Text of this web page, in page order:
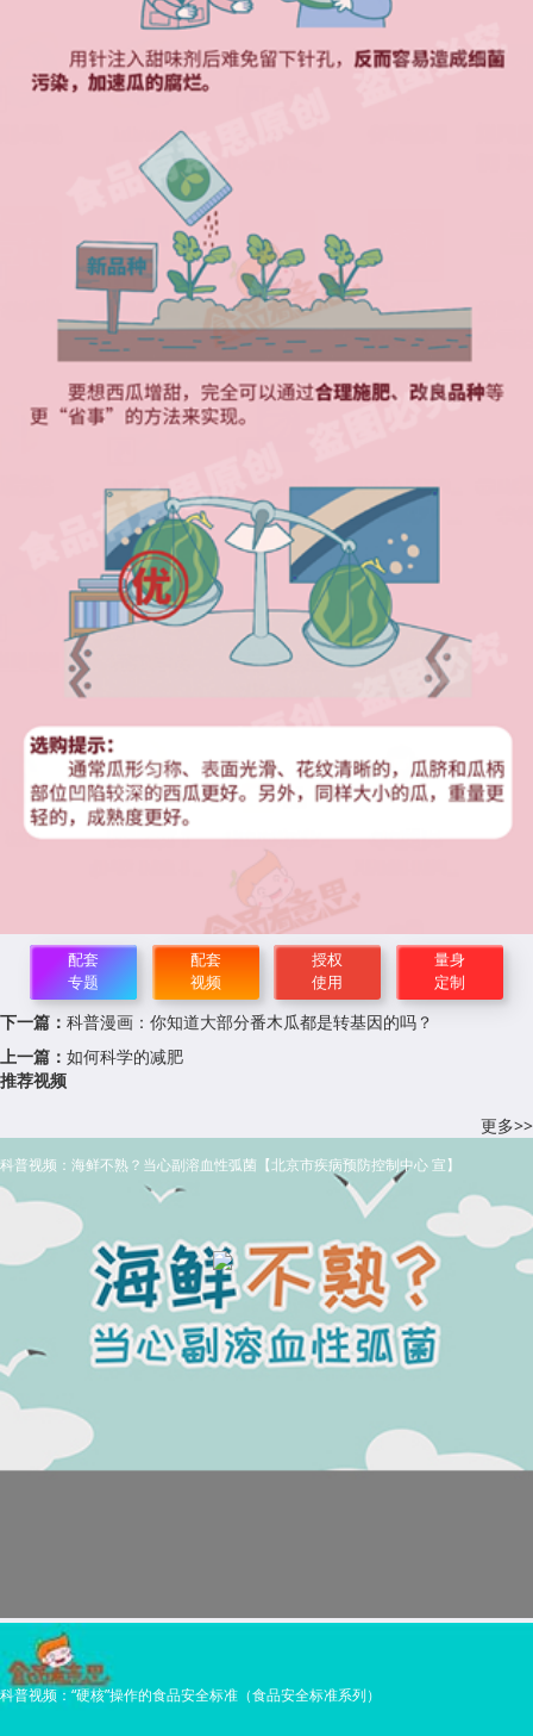
配套
专题
配套
视频
授权
使用
量身
定制
下一篇： 科普漫画：你知道大部分番木瓜都是转基因的吗？
上一篇： 如何科学的减肥
推荐视频
更多>>
科普视频：海鲜不熟？当心副溶血性弧菌【北京市疾病预防控制中心 宣】
科普视频：“硬核”操作的食品安全标准（食品安全标准系列）